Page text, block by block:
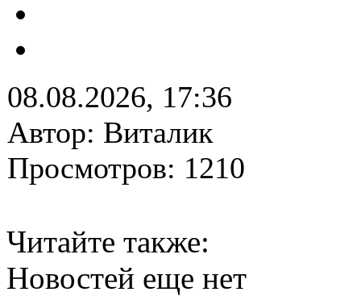
08.08.2026, 17:36
Автор: Виталик
Просмотров: 1210
Читайте также:
Новостей еще нет